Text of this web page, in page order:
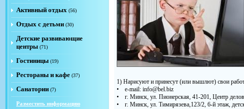
Активный отдых (56)
Отдых с детьми (30)
Детские развивающие
центры (71)
Гостиницы (19)
Рестораны и кафе (37)
Санатории (7)
Разместить информацию
1) Нарисуют и принесут (или вышлют) свои
• е-mail: info@bel.biz
• г. Минск, ул. Пионерская, 41-201, Центр
• г. Минск, ул. Тимирязева,123/2, 6-й этаж,